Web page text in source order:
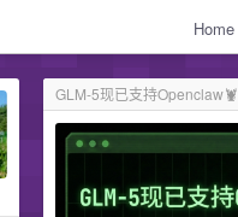
Home
GLM-5现已支持Openclaw🦞